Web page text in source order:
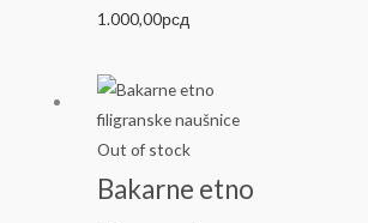
1.000,00рсд
Out of stock
Bakarne etno